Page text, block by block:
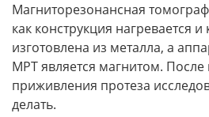
Магниторезонансная
как конструкция нагревается
изготовлена из металла, а
МРТ является магнитом. После
приживления протеза
делать.